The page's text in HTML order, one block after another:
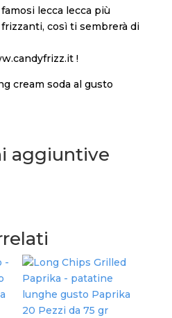
lecca lecca più
così ti sembrerà di
!
cream soda al gusto
aggiuntive